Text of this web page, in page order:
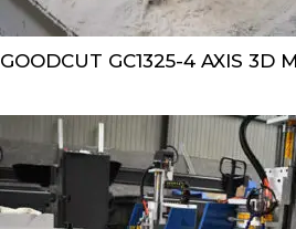
GOODCUT GC1325-4 AXIS 3D